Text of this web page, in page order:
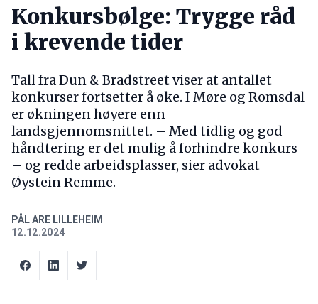
Konkursbølge: Trygge råd
i krevende tider
Tall fra Dun & Bradstreet viser at antallet
konkurser fortsetter å øke. I Møre og Romsdal
er økningen høyere enn
landsgjennomsnittet. – Med tidlig og god
håndtering er det mulig å forhindre konkurs
– og redde arbeidsplasser, sier advokat
Øystein Remme.
PÅL ARE LILLEHEIM
12.12.2024